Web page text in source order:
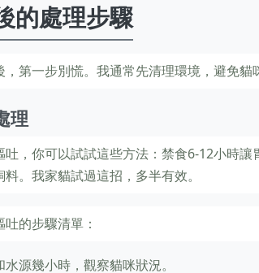
的處理步驟
第一步別慌。我通常先清理環境，避免貓
理
吐，你可以試試這些方法：禁食6-12小時
。我家貓試過這招，多半有效。
的步驟清單：
源幾小時，觀察貓咪狀況。